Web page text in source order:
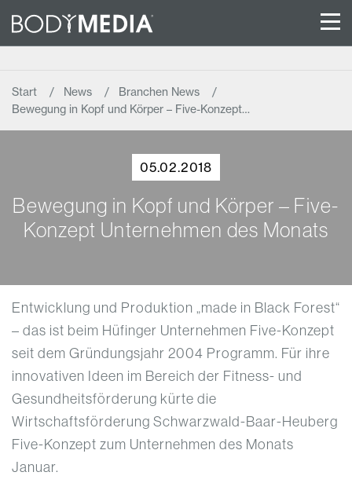
Start News
Branchen News
Bewegung in Kopf und Körper – Five-Konzept…
05.02.2018
Bewegung in Kopf und Körper – Five-
Konzept Unternehmen des Monats
Entwicklung und Produktion „made in Black Forest“
– das ist beim Hüfinger Unternehmen Five-Konzept
seit dem Gründungsjahr 2004 Programm. Für ihre
innovativen Ideen im Bereich der Fitness- und
Gesundheitsförderung kürte die
Wirtschaftsförderung Schwarzwald-Baar-Heuberg
Five-Konzept zum Unternehmen des Monats
Januar.